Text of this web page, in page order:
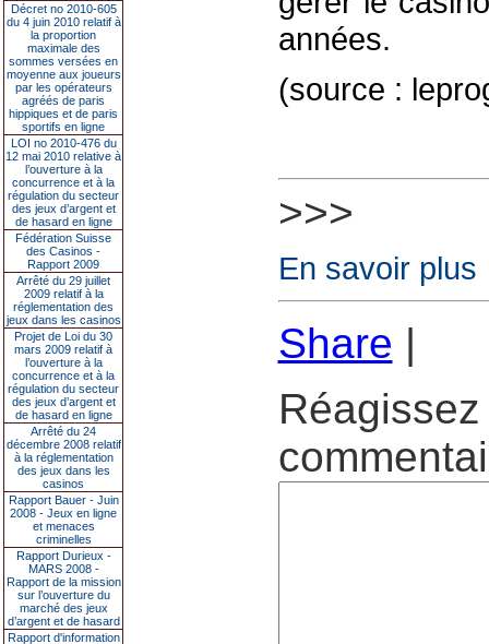
Décret no 2010-605
du 4 juin 2010 relatif à
la proportion
maximale des
sommes versées en
moyenne aux joueurs
par les opérateurs
agréés de paris
hippiques et de paris
sportifs en ligne
LOI no 2010-476 du
12 mai 2010 relative à
l’ouverture à la
concurrence et à la
régulation du secteur
des jeux d’argent et
de hasard en ligne
Fédération Suisse
des Casinos -
Rapport 2009
Arrêté du 29 juillet
2009 relatif à la
réglementation des
jeux dans les casinos
Projet de Loi du 30
mars 2009 relatif à
l’ouverture à la
concurrence et à la
régulation du secteur
des jeux d’argent et
de hasard en ligne
Arrêté du 24
décembre 2008 relatif
à la réglementation
des jeux dans les
casinos
Rapport Bauer - Juin
2008 - Jeux en ligne
et menaces
criminelles
Rapport Durieux -
MARS 2008 -
Rapport de la mission
sur l’ouverture du
marché des jeux
d’argent et de hasard
Rapport d'information
années.
(source :
>>>
En savoir plus
Share |